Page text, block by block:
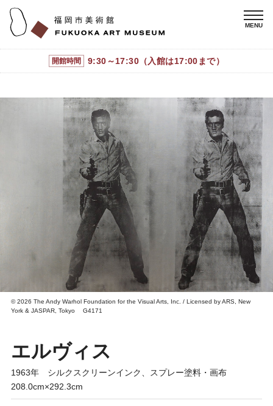
開館時間 9:30～17:30（入館は17:00まで）
© 2026 The Andy Warhol Foundation for the Visual Arts, Inc. / Licensed by ARS, New
York & JASPAR, Tokyo G4171
エルヴィス
1963年 シルクスクリーンインク、スプレー塗料・画布
208.0cm×292.3cm